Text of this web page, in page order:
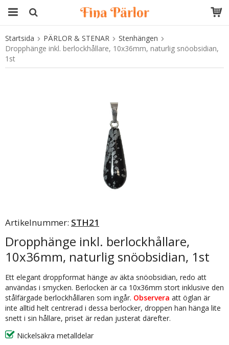
Produkten har blivit tillagd i varukorgen
Startsida PÄRLOR & STENAR
Stenhängen
Dropphänge inkl. berlockhållare, 10x36mm, naturlig snöobsidian,
1st
Artikelnummer: STH21
Dropphänge inkl. berlockhållare,
10x36mm, naturlig snöobsidian, 1st
Ett elegant droppformat hänge av äkta snöobsidian, redo att
användas i smycken. Berlocken är ca 10x36mm stort inklusive den
stålfärgade berlockhållaren som ingår. Observera att öglan är
inte alltid helt centrerad i dessa berlocker, droppen han hänga lite
snett i sin hållare, priset är redan justerat därefter.
Nickelsäkra metalldelar